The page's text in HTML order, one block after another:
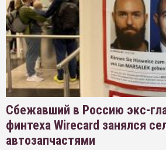
Сбежавший в Россию экс-
финтеха Wirecard занялся
автозапчастями